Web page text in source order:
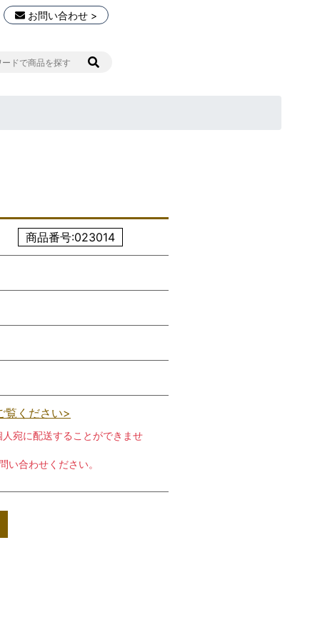
お問い合わせ >
商品番号:023014
覧ください>
宛に配送することができませ
い合わせください。